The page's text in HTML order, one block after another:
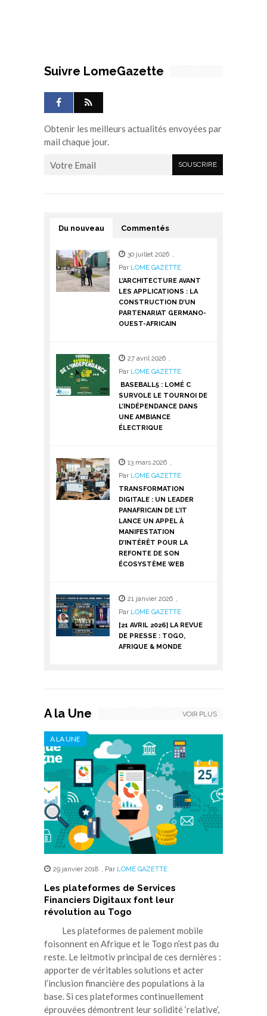
Suivre LomeGazette
Obtenir les meilleurs actualités envoyées par
mail chaque jour.
Du nouveau Commentés
30 juillet 2026 ,
Par LOME GAZETTE
L’ARCHITECTURE AVANT
LES APPLICATIONS : LA
CONSTRUCTION D’UN
PARTENARIAT GERMANO-
OUEST-AFRICAIN
27 avril 2026 ,
Par LOME GAZETTE
BASEBALL5 : LOMÉ C
SURVOLE LE TOURNOI DE
L’INDÉPENDANCE DANS
UNE AMBIANCE
ÉLECTRIQUE
13 mars 2026 ,
Par LOME GAZETTE
TRANSFORMATION
DIGITALE : UN LEADER
PANAFRICAIN DE L’IT
LANCE UN APPEL À
MANIFESTATION
D’INTÉRÊT POUR LA
REFONTE DE SON
ÉCOSYSTÈME WEB
21 janvier 2026 ,
Par LOME GAZETTE
[21 AVRIL 2026] LA REVUE
DE PRESSE : TOGO,
AFRIQUE & MONDE
A la Une
A LA UNE
29 janvier 2018 , Par LOME GAZETTE
Les plateformes de Services
Financiers Digitaux font leur
révolution au Togo
Les plateformes de paiement mobile
foisonnent en Afrique et le Togo n’est pas du
reste. Le leitmotiv principal de ces dernières :
apporter de véritables solutions et acter
l’inclusion financière des populations à la
base. Si ces plateformes continuellement
éprouvées démontrent leur solidité ‘relative’,
VOIR PLUS